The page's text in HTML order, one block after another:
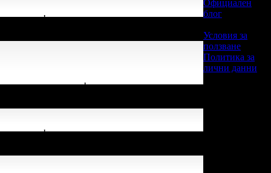
екип!
и екскурзии!
екип!
Официален
блог
Условия за
ползване
Политика за
лични данни